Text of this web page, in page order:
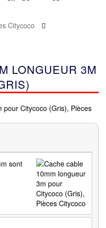
Citycoco
LONGUEUR 3M
sont